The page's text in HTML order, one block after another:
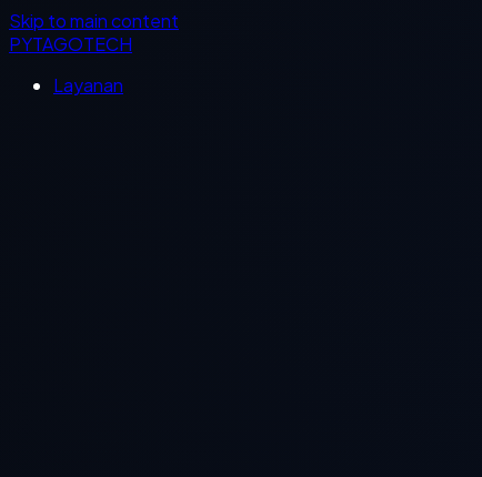
Skip to main content
PYTAGOTECH
Layanan